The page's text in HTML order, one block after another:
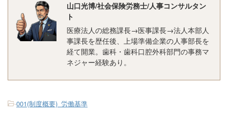
山口光博/社会保険労務士/人事コンサルタン
ト
医療法人の総務課長→医事課長→法人本部人
事課長を歴任後、上場準備企業の人事部長を
経て開業。歯科・歯科口腔外科部門の事務マ
ネジャー経験あり。
-001(制度概要)_労働基準